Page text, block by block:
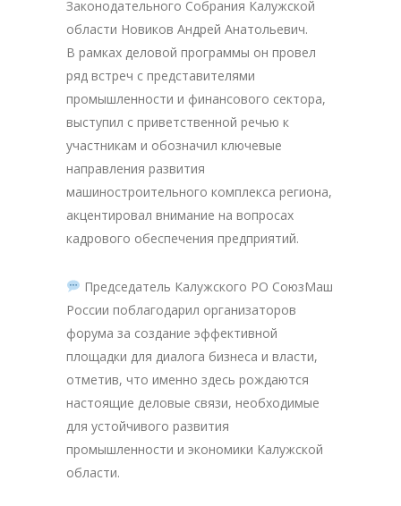
Законодательного Собрания Калужской
области Новиков Андрей Анатольевич.
В рамках деловой программы он провел
ряд встреч с представителями
промышленности и финансового сектора,
выступил с приветственной речью к
участникам и обозначил ключевые
направления развития
машиностроительного комплекса региона,
акцентировал внимание на вопросах
кадрового обеспечения предприятий.
Председатель Калужского РО СоюзМаш
России поблагодарил организаторов
форума за создание эффективной
площадки для диалога бизнеса и власти,
отметив, что именно здесь рождаются
настоящие деловые связи, необходимые
для устойчивого развития
промышленности и экономики Калужской
области.